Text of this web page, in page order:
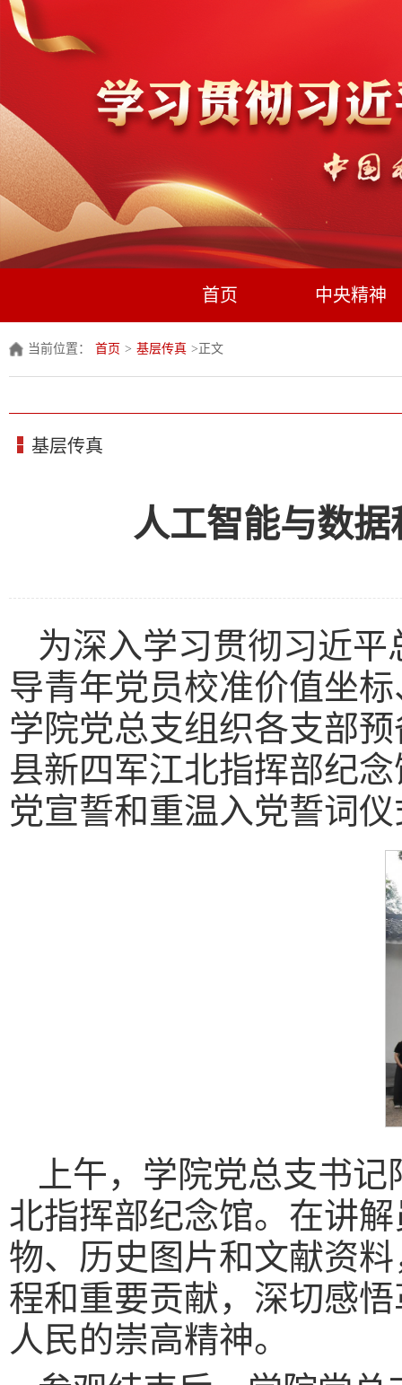
首页 中央精神
当前位置： 首页 > 基层传真 > 正文
基层传真
人工智能与数
为深入学习贯彻习近
导青年党员校准价值坐
学院党总支组织各支部
县新四军江北指挥部纪
党宣誓和重温入党誓词
上午，学院党总支书
北指挥部纪念馆。在讲
物、历史图片和文献资
程和重要贡献，深切感
人民的崇高精神。